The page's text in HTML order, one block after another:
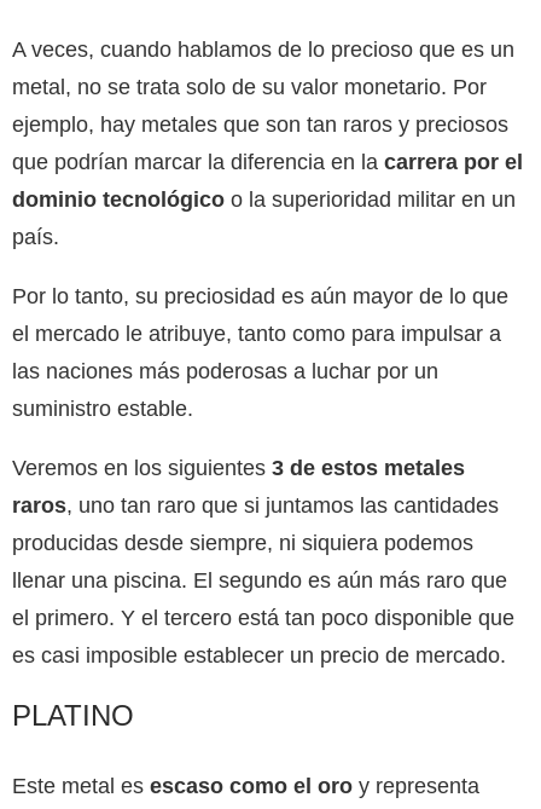
A veces, cuando hablamos de lo precioso que es un
metal, no se trata solo de su valor monetario. Por
ejemplo, hay metales que son tan raros y preciosos
que podrían marcar la diferencia en la carrera por el
dominio tecnológico o la superioridad militar en un
país.
Por lo tanto, su preciosidad es aún mayor de lo que
el mercado le atribuye, tanto como para impulsar a
las naciones más poderosas a luchar por un
suministro estable.
Veremos en los siguientes 3 de estos metales
raros, uno tan raro que si juntamos las cantidades
producidas desde siempre, ni siquiera podemos
llenar una piscina. El segundo es aún más raro que
el primero. Y el tercero está tan poco disponible que
es casi imposible establecer un precio de mercado.
PLATINO
Este metal es escaso como el oro y representa